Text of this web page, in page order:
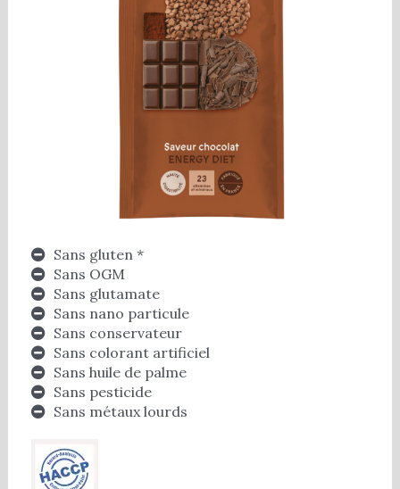
Sans gluten *
Sans OGM
Sans glutamate
Sans nano particule
Sans conservateur
Sans colorant artificiel
Sans huile de palme
Sans pesticide
Sans métaux lourds